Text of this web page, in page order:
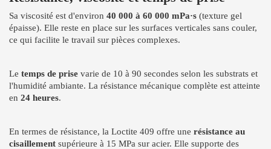
Sa viscosité est d'environ 40 000 à 60 000 mPa·s (texture gel
épaisse). Elle reste en place sur les surfaces verticales sans couler,
ce qui facilite le travail sur pièces complexes.
Le temps de prise varie de 10 à 90 secondes selon les substrats et
l'humidité ambiante. La résistance mécanique complète est atteinte
en 24 heures.
En termes de résistance, la Loctite 409 offre une résistance au
cisaillement supérieure à 15 MPa sur acier. Elle supporte des